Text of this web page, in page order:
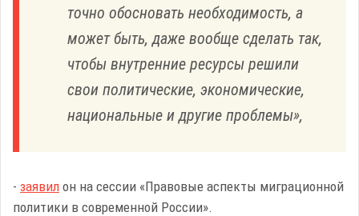
точно обосновать необходимость, а
может быть, даже вообще сделать так,
чтобы внутренние ресурсы решили
свои политические, экономические,
национальные и другие проблемы»,
- заявил он на сессии «Правовые аспекты миграционной
политики в современной России».